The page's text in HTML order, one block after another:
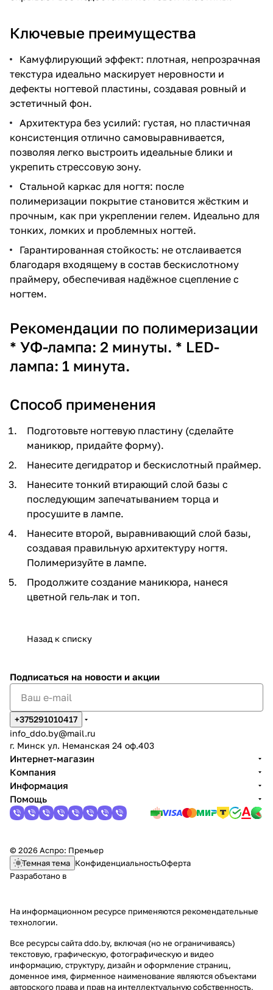
Ключевые преимущества
Камуфлирующий эффект: плотная, непрозрачная
текстура идеально маскирует неровности и
дефекты ногтевой пластины, создавая ровный и
эстетичный фон.
Архитектура без усилий: густая, но пластичная
консистенция отлично самовыравнивается,
позволяя легко выстроить идеальные блики и
укрепить стрессовую зону.
Стальной каркас для ногтя: после
полимеризации покрытие становится жёстким и
прочным, как при укреплении гелем. Идеально для
тонких, ломких и проблемных ногтей.
Гарантированная стойкость: не отслаивается
благодаря входящему в состав бескислотному
праймеру, обеспечивая надёжное сцепление с
ногтем.
Рекомендации по полимеризации
* УФ-лампа: 2 минуты. * LED-
лампа: 1 минута.
Способ применения
Подготовьте ногтевую пластину (сделайте
маникюр, придайте форму).
Нанесите дегидратор и бескислотный праймер.
Нанесите тонкий втирающий слой базы с
последующим запечатыванием торца и
просушите в лампе.
Нанесите второй, выравнивающий слой базы,
создавая правильную архитектуру ногтя.
Полимеризуйте в лампе.
Продолжите создание маникюра, нанеся
цветной гель-лак и топ.
Назад к списку
Подписаться на новости и акции
+375291010417
info_ddo.by@mail.ru
г. Минск ул. Неманская 24 оф.403
Интернет-магазин
Компания
Информация
Помощь
© 2026 Аспро: Премьер
Темная тема КонфиденциальностьОферта
Разработано в
На информационном ресурсе применяются рекомендательные
технологии.
Все ресурсы сайта ddo.by, включая (но не ограничиваясь)
текстовую, графическую, фотографическую и видео
информацию, структуру, дизайн и оформление страниц,
доменное имя, фирменное наименование являются объектами
авторского права и прав на интеллектуальную собственность,